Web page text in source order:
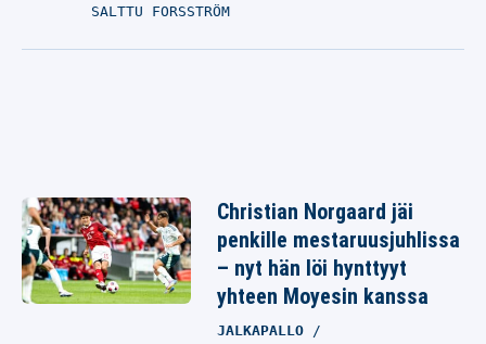
SALTTU FORSSTRÖM
Christian Norgaard jäi
penkille mestaruusjuhlissa
– nyt hän löi hynttyyt
yhteen Moyesin kanssa
JALKAPALLO